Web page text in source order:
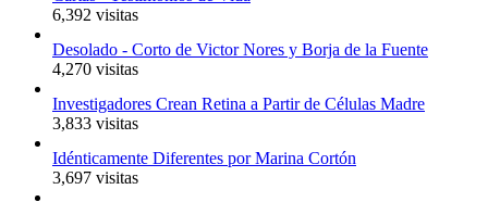
6,392 visitas
Desolado - Corto de Victor Nores y Borja de la Fuente
4,270 visitas
Investigadores Crean Retina a Partir de Células Madre
3,833 visitas
Idénticamente Diferentes por Marina Cortón
3,697 visitas